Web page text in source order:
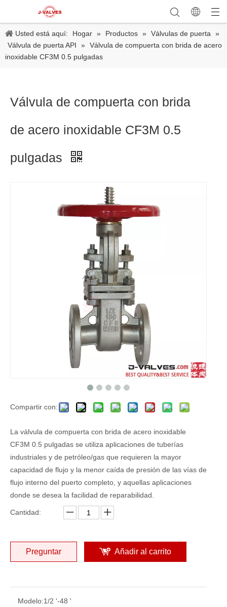
Usted está aquí: Hogar » Productos » Válvulas de puerta
»
Válvula de puerta API
» Válvula de compuerta con brida de acero
inoxidable CF3M 0.5 pulgadas
Válvula de compuerta con brida
de acero inoxidable CF3M 0.5
pulgadas
Compartir con:
La válvula de compuerta con brida de acero inoxidable
CF3M 0.5 pulgadas se utiliza aplicaciones de tuberías
industriales y de petróleo/gas que requieren la mayor
capacidad de flujo y la menor caída de presión de las vías de
flujo interno del puerto completo, y aquellas aplicaciones
donde se desea la facilidad de reparabilidad.
Cantidad:
Preguntar Añadir al carrito
Modelo:1/2 '-48 '